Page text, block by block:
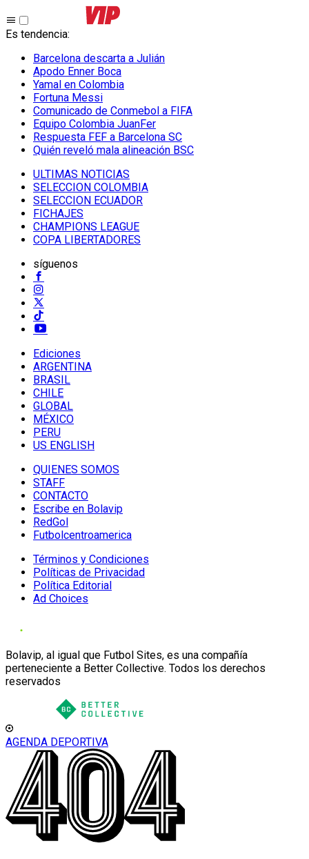
Es tendencia:
Barcelona descarta a Julián
Apodo Enner Boca
Yamal en Colombia
Fortuna Messi
Comunicado de Conmebol a FIFA
Equipo Colombia JuanFer
Respuesta FEF a Barcelona SC
Quién reveló mala alineación BSC
ULTIMAS NOTICIAS
SELECCION COLOMBIA
SELECCION ECUADOR
FICHAJES
CHAMPIONS LEAGUE
COPA LIBERTADORES
síguenos
Ediciones
ARGENTINA
BRASIL
CHILE
GLOBAL
MÉXICO
PERU
US ENGLISH
QUIENES SOMOS
STAFF
CONTACTO
Escribe en Bolavip
RedGol
Futbolcentroamerica
Términos y Condiciones
Políticas de Privacidad
Política Editorial
Ad Choices
Bolavip, al igual que Futbol Sites, es una compañía
perteneciente a Better Collective. Todos los derechos
reservados
AGENDA DEPORTIVA